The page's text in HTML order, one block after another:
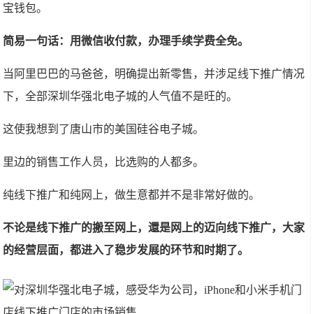
宝钱包。
简易一句话：用微信收付款，办理手续学费全免。
当阿里巴巴的马爸爸，明确提出新零售，并涉足线下推广情况
下，全部深圳华强北电子城的人气值不是旺的。
这使我想到了唐山市的美国硅谷电子城。
里边的销售工作人员，比选购的人都多。
纯线下推广和纯网上，做生意都并不是非常好做的。
不论是线下推广的搬至网上，還是网上的迈向线下推广，大家
的经营层面，都进入了稳步发展的环节和时期了。